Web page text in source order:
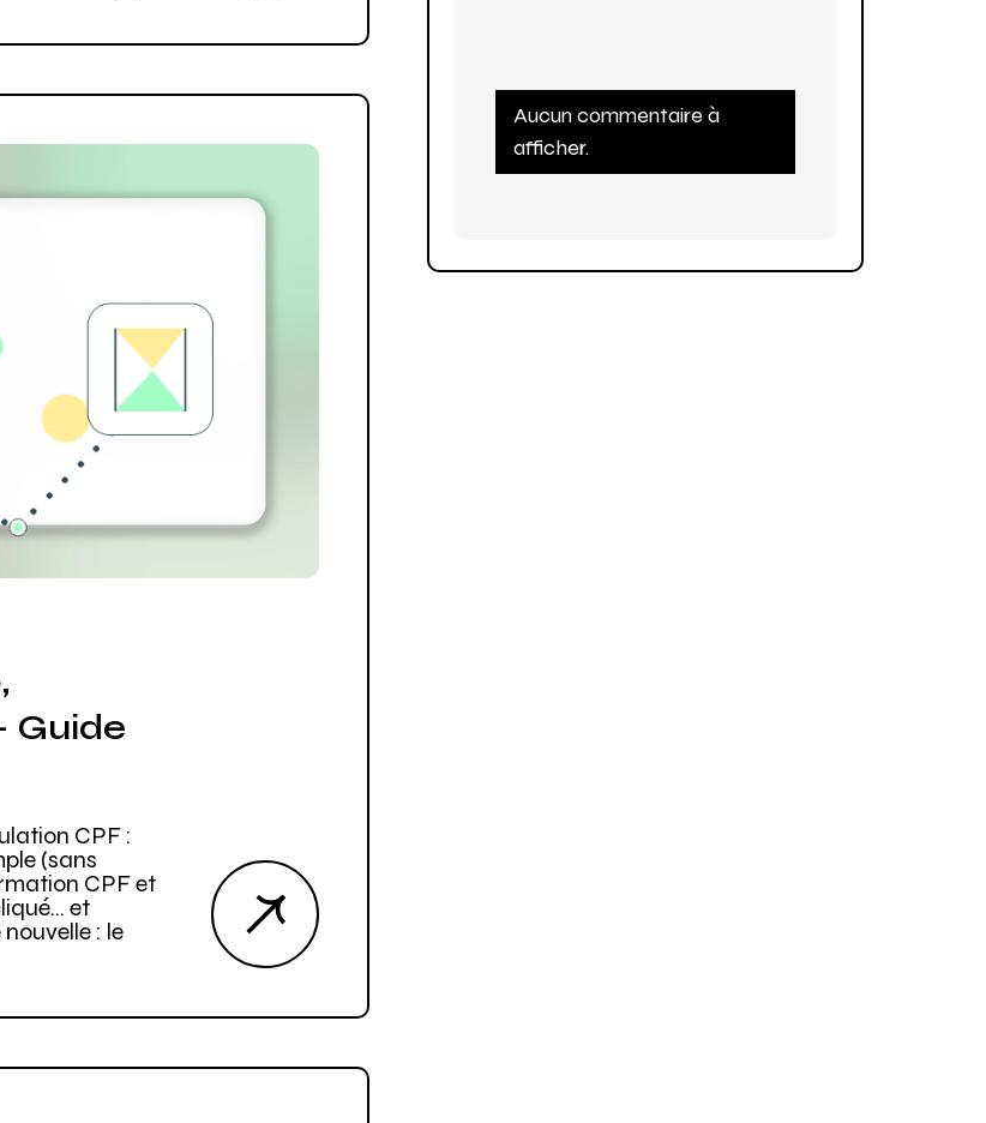
Guide
CPF :
(sans
CPF et
et
: le
Aucun commentaire à
afficher.